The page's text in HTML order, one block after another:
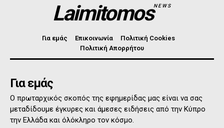
LaimitomosNEWS
Για εμάς Επικοινωνία
Πολιτική Cookies
Πολιτική Απορρήτου
Για εμάς
Ο πρωταρχικός σκοπός της εφημερίδας μας είναι να σας
μεταδίδουμε έγκυρες και άμεσες ειδήσεις από την Κύπρο
την Ελλάδα και όλόκληρο τον κόσμο.